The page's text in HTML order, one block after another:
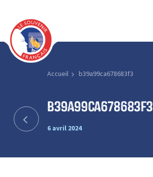
Accueil b39a99ca678683f3
b39a99ca678683f3
6 avril 2024